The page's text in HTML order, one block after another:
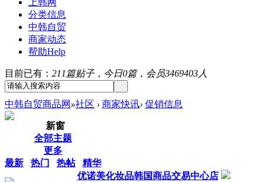
分类信息
中韩自贸
商家动态
帮助Help
目前已有： 211篇贴子，今日0篇，会员3469403人
中韩自贸商品网 »社区 › 商家快讯› 促销信息
新窗
全部主题
更多
最新
热门 热帖
精华
优诺美化妆品韩国商品交易中心店